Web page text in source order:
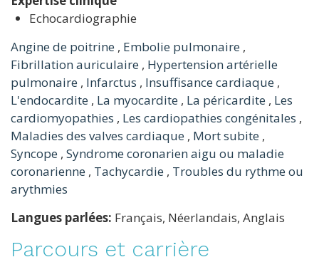
Echocardiographie
Angine de poitrine , Embolie pulmonaire ,
Fibrillation auriculaire , Hypertension artérielle
pulmonaire , Infarctus , Insuffisance cardiaque ,
L'endocardite , La myocardite , La péricardite , Les
cardiomyopathies , Les cardiopathies congénitales ,
Maladies des valves cardiaque , Mort subite ,
Syncope , Syndrome coronarien aigu ou maladie
coronarienne , Tachycardie , Troubles du rythme ou
arythmies
Langues parlées: Français, Néerlandais, Anglais
Parcours et carrière